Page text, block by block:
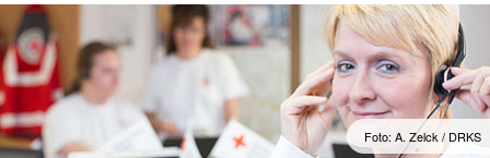
Foto: A. Zelck / DRKS